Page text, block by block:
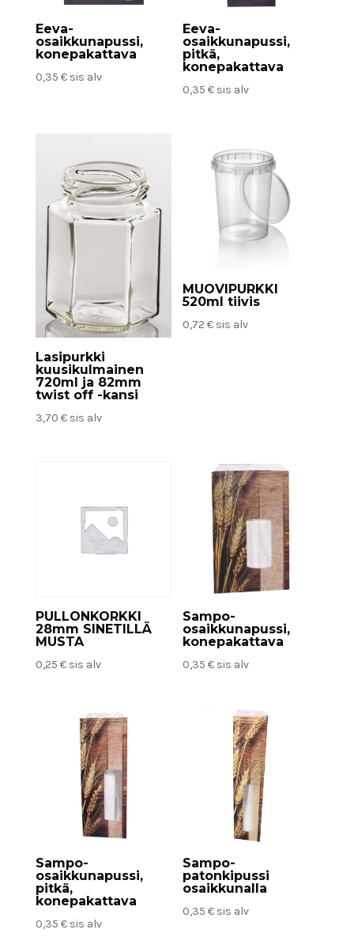
Eeva-
osaikkunapussi,
konepakattava
0,35 € sis alv
Eeva-
osaikkunapussi,
pitkä,
konepakattava
0,35€ sis alv
Lasipurkki
kuusikulmainen
720ml ja 82mm
twist off -kansi
3,70 € sis alv
MUOVIPURKKI
520ml tiivis
0,72€ sis alv
PULLONKORKKI
28mm SINETILLÄ
MUSTA
0,25 € sis alv
Sampo-
osaikkunapussi,
konepakattava
0,35€ sis alv
Sampo-
osaikkunapussi,
pitkä,
konepakattava
0,35 € sis alv
Sampo-
patonkipussi
osaikkunalla
0,35€ sis alv